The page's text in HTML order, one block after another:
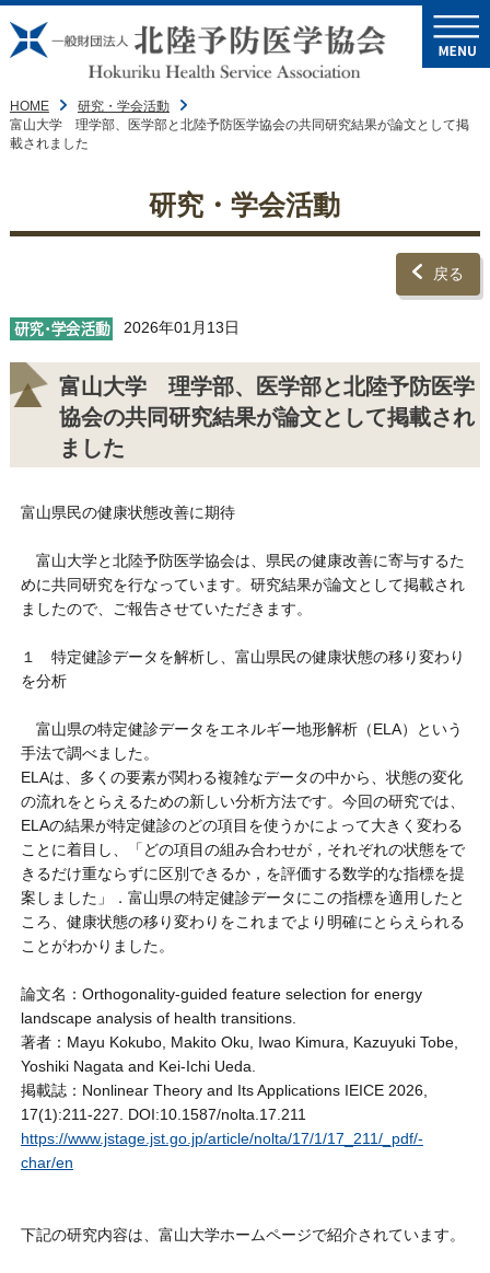
HOME
研究・学会活動
富山大学 理学部、医学部と北陸予防医学協会の共同研究結果が論文として掲
載されました
研究・学会活動
戻る
2026年01月13日
富山大学 理学部、医学部と北陸予防医学
協会の共同研究結果が論文として掲載され
ました
富山県民の健康状態改善に期待
富山大学と北陸予防医学協会は、県民の健康改善に寄与するた
めに共同研究を行なっています。研究結果が論文として掲載され
ましたので、ご報告させていただきます。
１ 特定健診データを解析し、富山県民の健康状態の移り変わり
を分析
富山県の特定健診データをエネルギー地形解析（ELA）という
手法で調べました。
ELAは、多くの要素が関わる複雑なデータの中から、状態の変化
の流れをとらえるための新しい分析方法です。今回の研究では、
ELAの結果が特定健診のどの項目を使うかによって大きく変わる
ことに着目し、「どの項目の組み合わせが，それぞれの状態をで
きるだけ重ならずに区別できるか，を評価する数学的な指標を提
案しました」．富山県の特定健診データにこの指標を適用したと
ころ、健康状態の移り変わりをこれまでより明確にとらえられる
ことがわかりました。
論文名：Orthogonality-guided feature selection for energy
landscape analysis of health transitions.
著者：Mayu Kokubo, Makito Oku, Iwao Kimura, Kazuyuki Tobe,
Yoshiki Nagata and Kei-Ichi Ueda.
掲載誌：Nonlinear Theory and Its Applications IEICE 2026,
17(1):211-227. DOI:10.1587/nolta.17.211
https://www.jstage.jst.go.jp/article/nolta/17/1/17_211/_pdf/-
char/en
下記の研究内容は、富山大学ホームページで紹介されています。